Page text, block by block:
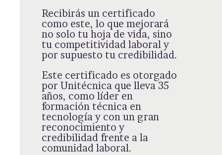
Recibirás un certificado
como este, lo que mejorará
no solo tu hoja de vida, sino
tu competitividad laboral y
por supuesto tu credibilidad.
Este certificado es otorgado
por Unitécnica que lleva 35
años, como líder en
formación técnica en
tecnología y con un gran
reconocimiento y
credibilidad frente a la
comunidad laboral.